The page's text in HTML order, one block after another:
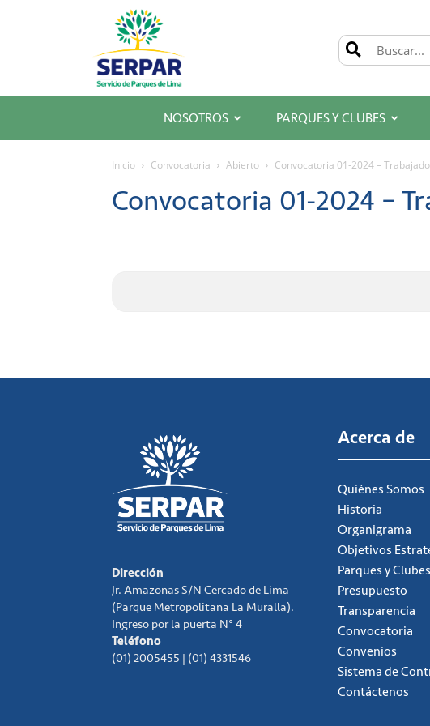
SERPAR
–
Servicio
de
Parques
de
NOSOTROS PARQUES Y CLUBES
Inicio Convocatoria Abierto Convocatoria 01-2024 –
Convocatoria 01-2024 –
Dirección
Jr. Amazonas S/N Cercado de Lima
(Parque Metropolitana La Muralla).
Ingreso por la puerta N° 4
Teléfono
(01) 2005455 | (01) 4331546
Acerca de
Quiénes Somos
Historia
Organigrama
Objetivos
Parques y Clubes
Presupuesto
Transparencia
Convocatoria
Convenios
Sistema de
Contáctenos